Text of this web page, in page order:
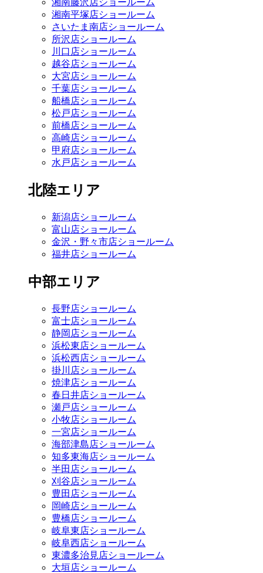
湘南藤沢店ショールーム
湘南平塚店ショールーム
さいたま南店ショールーム
所沢店ショールーム
川口店ショールーム
越谷店ショールーム
大宮店ショールーム
千葉店ショールーム
船橋店ショールーム
松戸店ショールーム
前橋店ショールーム
高崎店ショールーム
甲府店ショールーム
水戸店ショールーム
北陸エリア
新潟店ショールーム
富山店ショールーム
金沢・野々市店ショールーム
福井店ショールーム
中部エリア
長野店ショールーム
富士店ショールーム
静岡店ショールーム
浜松東店ショールーム
浜松西店ショールーム
掛川店ショールーム
焼津店ショールーム
春日井店ショールーム
瀬戸店ショールーム
小牧店ショールーム
一宮店ショールーム
海部津島店ショールーム
知多東海店ショールーム
半田店ショールーム
刈谷店ショールーム
豊田店ショールーム
岡崎店ショールーム
豊橋店ショールーム
岐阜東店ショールーム
岐阜西店ショールーム
東濃多治見店ショールーム
大垣店ショールーム